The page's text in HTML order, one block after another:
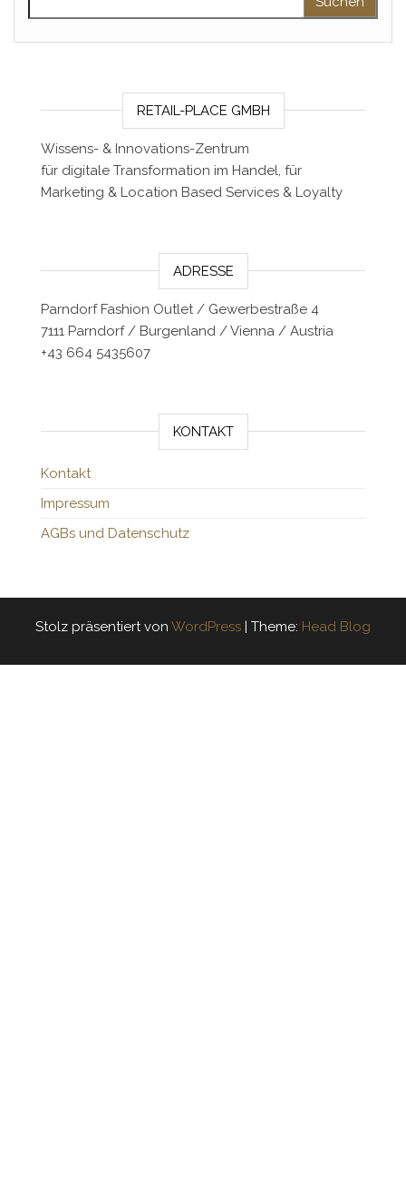
RETAIL-PLACE GMBH
Wissens- & Innovations-Zentrum
für digitale Transformation im Handel, für
Marketing & Location Based Services & Loyalty
ADRESSE
Parndorf Fashion Outlet / Gewerbestraße 4
7111 Parndorf / Burgenland / Vienna / Austria
+43 664 5435607
KONTAKT
Kontakt
Impressum
AGBs und Datenschutz
Stolz präsentiert von WordPress | Theme: Head Blog